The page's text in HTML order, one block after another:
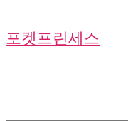
포켓프린세스